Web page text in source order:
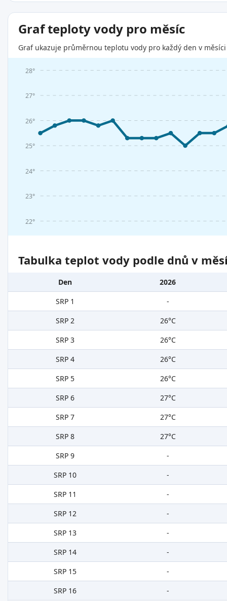
Graf teploty vody pro měsíc
Graf ukazuje průměrnou teplotu vody pro každý den v
22°
23°
24°
25°
26°
27°
28°
Tabulka teplot vody podle dnů v
Den
2026
SRP 1
-
SRP 2
26°C
SRP 3
26°C
SRP 4
26°C
SRP 5
26°C
SRP 6
27°C
SRP 7
27°C
SRP 8
27°C
SRP 9
-
SRP 10
-
SRP 11
-
SRP 12
-
SRP 13
-
SRP 14
-
SRP 15
-
SRP 16
-